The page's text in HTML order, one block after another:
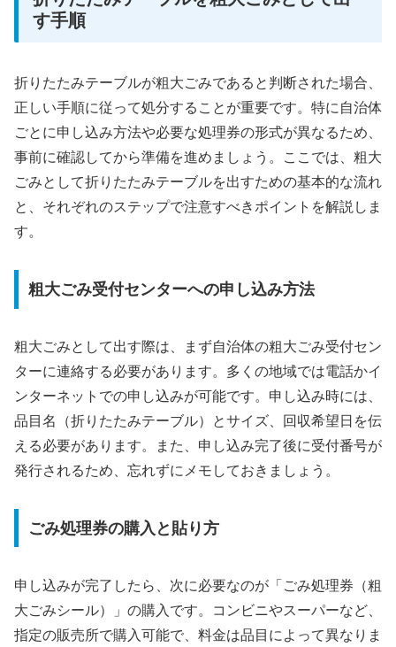
す手順
折りたたみテーブルが粗大ごみであると判断された場合、
正しい手順に従って処分することが重要です。特に自治体
ごとに申し込み方法や必要な処理券の形式が異なるため、
事前に確認してから準備を進めましょう。ここでは、粗大
ごみとして折りたたみテーブルを出すための基本的な流れ
と、それぞれのステップで注意すべきポイントを解説しま
す。
粗大ごみ受付センターへの申し込み方法
粗大ごみとして出す際は、まず自治体の粗大ごみ受付セン
ターに連絡する必要があります。多くの地域では電話かイ
ンターネットでの申し込みが可能です。申し込み時には、
品目名（折りたたみテーブル）とサイズ、回収希望日を伝
える必要があります。また、申し込み完了後に受付番号が
発行されるため、忘れずにメモしておきましょう。
ごみ処理券の購入と貼り方
申し込みが完了したら、次に必要なのが「ごみ処理券（粗
大ごみシール）」の購入です。コンビニやスーパーなど、
指定の販売所で購入可能で、料金は品目によって異なりま